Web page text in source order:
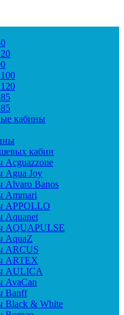
кабины
кабин
Agua Joy
Alvaro Banos
Ammari
APPOLLO
Aquanet
AQUAPULSE
AquaZ
ARCUS
ARTEX
AULICA
AvaCan
Banff
Black & White